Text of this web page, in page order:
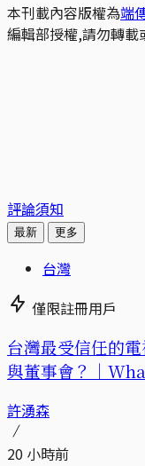
本刊載內容版權為端
編輯部授權,請勿轉載
評論須知
最新 更多
台灣
僅限註冊用戶
台灣最受信任的
與董事會？｜
許湧森
20 小時前